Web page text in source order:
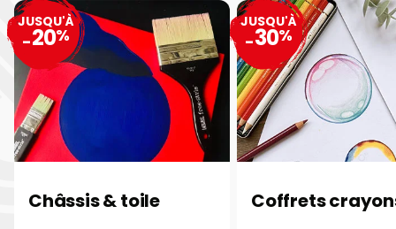
Châssis & toile
JUSQU'À
-20%
Coffrets
JUSQU'À
-30%